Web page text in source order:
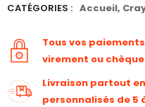
CATÉGORIES : Accueil,
Tous vos
virement ou chèque
Livraison partout
personnalisés de 5